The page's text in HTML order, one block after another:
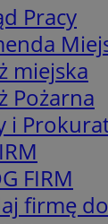
Pracy
miejska
Pożarna
i
FIRM
firmę